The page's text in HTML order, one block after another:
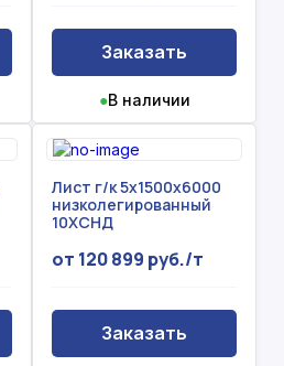
Заказать
●В наличии
Лист г/к 5х1500х6000
низколегированный
10ХСНД
от 120 899 руб./т
Заказать